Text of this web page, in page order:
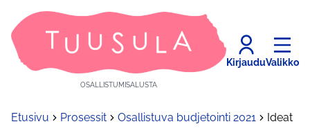
OSALLISTUMISALUSTA
KirjauduValikko
Etusivu Prosessit Osallistuva budjetointi 2021 Ideat